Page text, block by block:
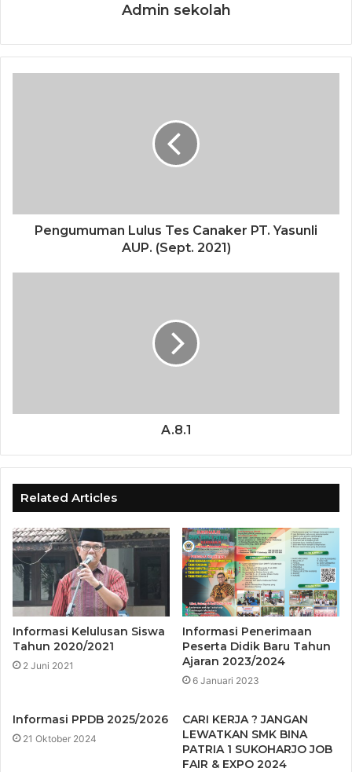
Admin sekolah
Pengumuman Lulus Tes Canaker PT. Yasunli
AUP. (Sept. 2021)
A.8.1
Related Articles
Informasi Kelulusan Siswa
Tahun 2020/2021
2 Juni 2021
Informasi Penerimaan
Peserta Didik Baru Tahun
Ajaran 2023/2024
6 Januari 2023
Informasi PPDB 2025/2026
21 Oktober 2024
CARI KERJA ? JANGAN
LEWATKAN SMK BINA
PATRIA 1 SUKOHARJO JOB
FAIR & EXPO 2024